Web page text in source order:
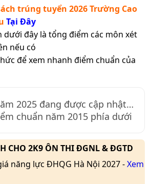
trúng tuyển 2026Trường Cao
Tại Đây
dưới đây là tổng điểm các môn xét
nếu có
để xem nhanh điểm chuẩn của
2025đang được cập nhật…
chuẩn năm 2015 phía dưới
CHO 2K9 ÔN THI ĐGNL & ĐGTD
năng lực ĐHQG Hà Nội 2027 -Xem